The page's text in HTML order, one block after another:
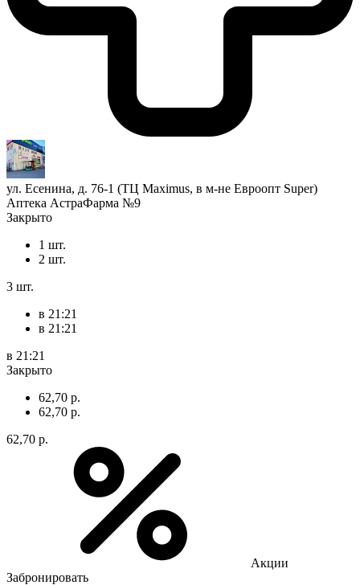
ул. Есенина, д. 76-1 (ТЦ Maximus, в м-не Евроопт Super)
Аптека АстраФарма №9
Закрыто
1 шт.
2 шт.
3 шт.
в 21:21
в 21:21
в 21:21
Закрыто
62,70 р.
62,70 р.
62,70 р.
Акции
Забронировать